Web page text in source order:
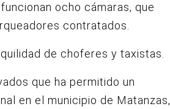
ocho cámaras, que
contratados.
de choferes y taxistas.
que ha permitido un
en el municipio de Matanzas,